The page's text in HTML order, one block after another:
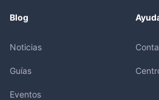
Blog
Noticias
Guías
Eventos